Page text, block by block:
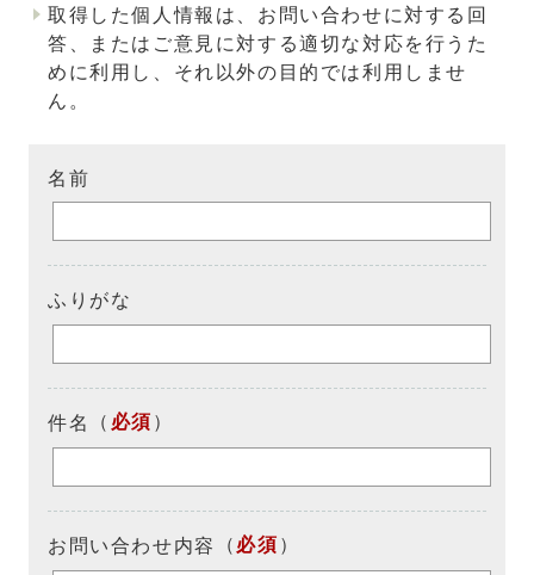
取得した個人情報は、お問い合わせに対する回
答、またはご意見に対する適切な対応を行うた
めに利用し、それ以外の目的では利用しませ
ん。
名前
ふりがな
件名 （ 必須 ）
お問い合わせ内容 （ 必須 ）